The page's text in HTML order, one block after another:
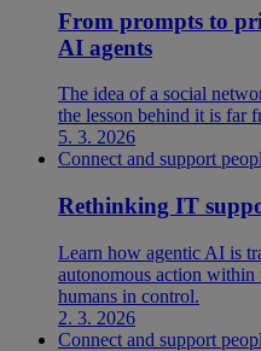
From prompts to
AI agents
The idea of a social
the lesson behind it is far
5. 3. 2026
Connect and support
Rethinking IT
Learn how agentic AI is
autonomous action
humans in control.
2. 3. 2026
Connect and support